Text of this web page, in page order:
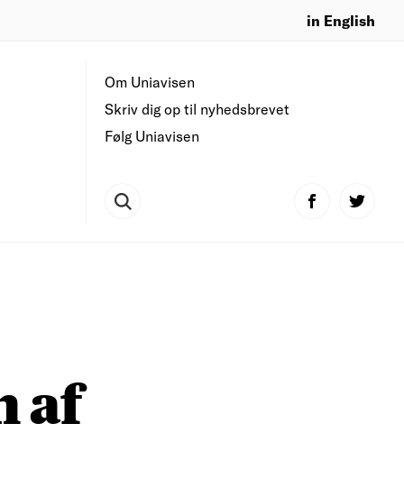
in English
Om Uniavisen
Skriv dig op til nyhedsbrevet
Følg Uniavisen
af